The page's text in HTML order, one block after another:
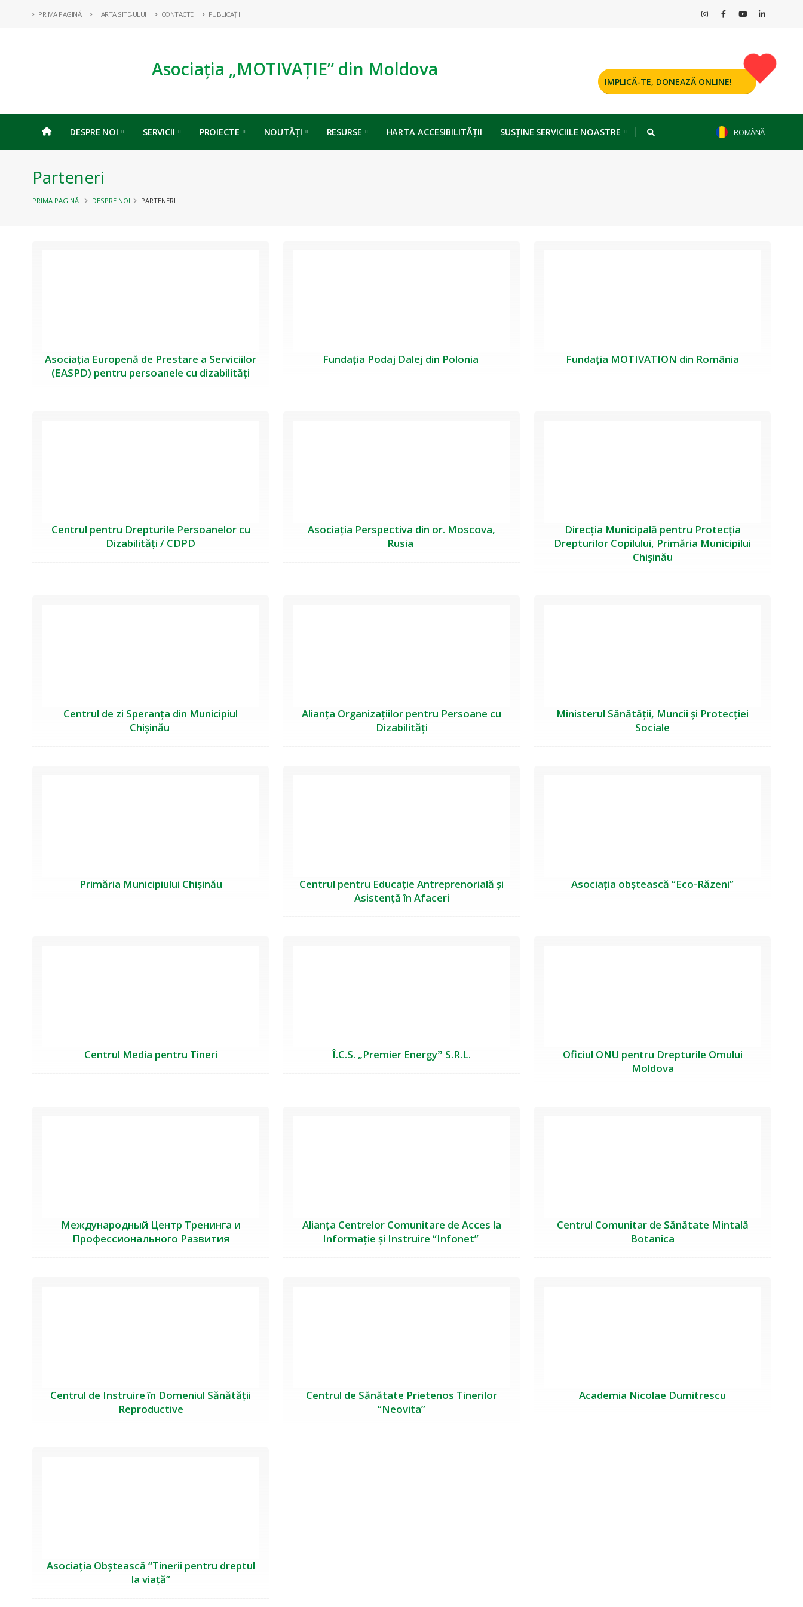
PRIMA PAGINĂ HARTA SITE-ULUI CONTACTE PUBLICAȚII
Asociația „MOTIVAȚIE” din Moldova
IMPLICĂ-TE, DONEAZĂ ONLINE!
DESPRE NOI SERVICII PROIECTE NOUTĂȚI RESURSE HARTA ACCESIBILITĂȚII SUSȚINE SERVICIILE NOASTRE ROMÂNĂ
Parteneri
PRIMA PAGINĂ DESPRE NOI PARTENERI
Asociația Europenă de Prestare a Serviciilor
(EASPD) pentru persoanele cu dizabilități
Fundația Podaj Dalej din Polonia Fundația MOTIVATION din România
Centrul pentru Drepturile Persoanelor cu
Dizabilități / CDPD
Asociația Perspectiva din or. Moscova,
Rusia
Direcția Municipală pentru Protecția
Drepturilor Copilului, Primăria Municipilui
Chișinău
Centrul de zi Speranța din Municipiul
Chișinău
Alianța Organizațiilor pentru Persoane cu
Dizabilități
Ministerul Sănătății, Muncii și Protecției
Sociale
Primăria Municipiului Chișinău
Centrul pentru Educație Antreprenorială și
Asistență în Afaceri
Asociația obștească “Eco-Răzeni”
Centrul Media pentru Tineri Î.C.S. „Premier Energyˮ S.R.L.
Oficiul ONU pentru Drepturile Omului
Moldova
Международный Центр Тренинга и
Профессионального Развития
Alianța Centrelor Comunitare de Acces la
Informație și Instruire “Infonet”
Centrul Comunitar de Sănătate Mintală
Botanica
Centrul de Instruire în Domeniul Sănătății
Reproductive
Centrul de Sănătate Prietenos Tinerilor
“Neovita”
Academia Nicolae Dumitrescu
Asociația Obștească “Tinerii pentru dreptul
la viață”